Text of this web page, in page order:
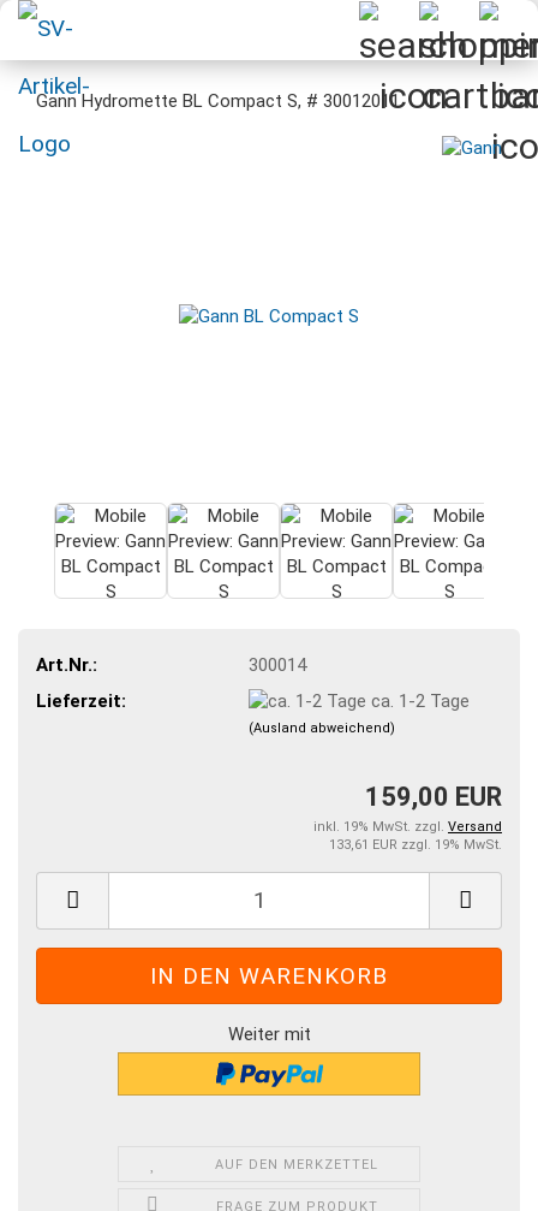
Gann Hydromette BL Compact S, # 30012011
Art.Nr.:
300014
Lieferzeit:
ca. 1-2 Tage
(Ausland abweichend)
159,00 EUR
inkl. 19% MwSt. zzgl. Versand
133,61 EUR zzgl. 19% MwSt.
Weiter mit
AUF DEN MERKZETTEL
FRAGE ZUM PRODUKT